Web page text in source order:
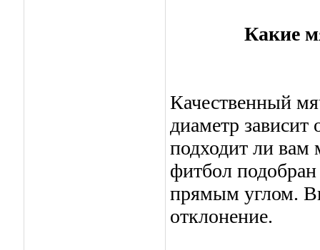
Какие
Качественный
диаметр
подходит ли вам
фитбол
прямым углом.
отклонение.